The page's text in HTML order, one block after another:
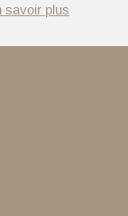
savoir plus